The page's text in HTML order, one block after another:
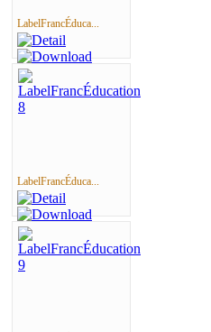
LabelFrancÉduca...
LabelFrancÉduca...